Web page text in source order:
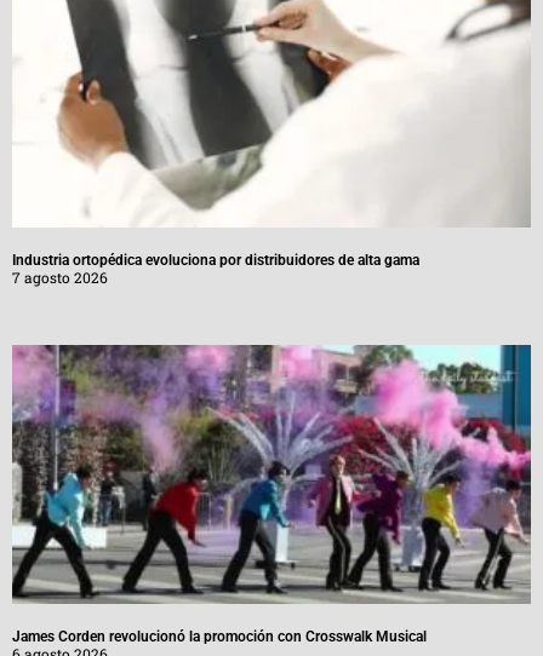
Industria ortopédica evoluciona por distribuidores de alta gama
7 agosto 2026
James Corden revolucionó la promoción con Crosswalk Musical